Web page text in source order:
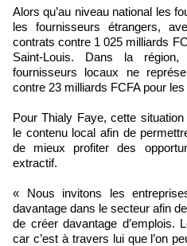
Alors qu’au niveau national les
les fournisseurs étrangers,
contrats contre 1 025 milliards
Saint-Louis. Dans la
fournisseurs locaux ne
contre 23 milliards FCFA pour
Pour Thialy Faye, cette
le contenu local afin de
de mieux profiter des
extractif.
« Nous invitons les
davantage dans le secteur afin
de créer davantage d’emplois.
car c’est à travers lui que l’on